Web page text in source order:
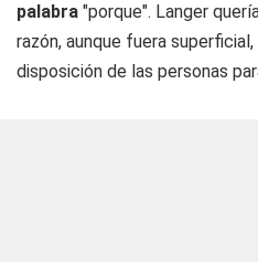
palabra "porque". Langer
razón, aunque fuera
disposición de las personas